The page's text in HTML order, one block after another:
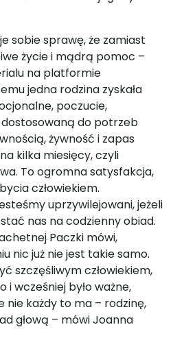
sobie sprawę, że zamiast
życie i mądrą pomoc –
na platformie
jedna rodzina zyskała
poczucie,
dostosowaną do potrzeb
żywność i zapas
kilka miesięcy, czyli
To ogromna satysfakcja,
człowiekiem.
uprzywilejowani, jeżeli
nas na codzienny obiad.
Paczki mówi,
nic już nie jest takie samo.
szczęśliwym człowiekiem,
wcześniej było ważne,
nie każdy to ma – rodzinę,
głową – mówi Joanna